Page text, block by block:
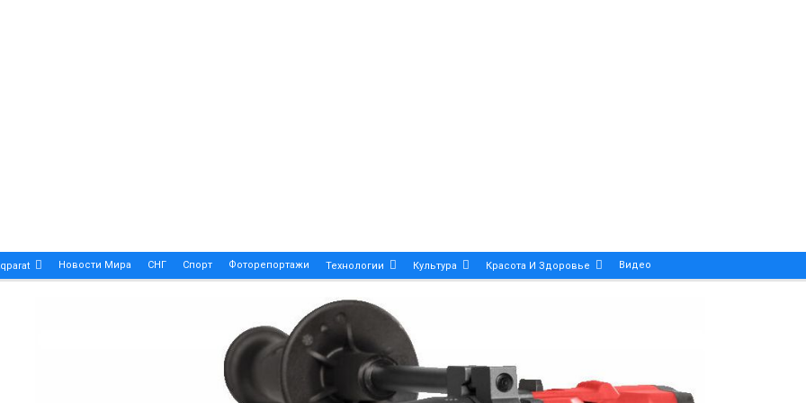
Новости Мира СНГ Спорт Фоторепортажи Технологии Культура Красота И Здоровье Видео
Patek Philippe Calatrava DATE – A True Symbol Of Elegance And Precision